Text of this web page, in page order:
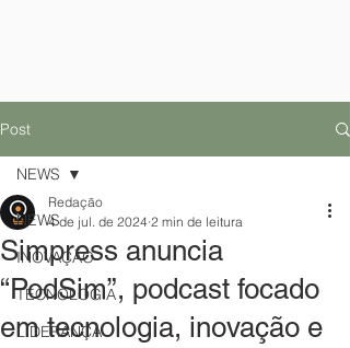
Post
NEWS
INOVAÇÃO
TECNOLOGIA
LIDERANÇA
NEWS
Simpress anuncia
“PodSim”, podcast focado
em tecnologia, inovação e
Redação
4 de jul. de 2024 2 min de leitura